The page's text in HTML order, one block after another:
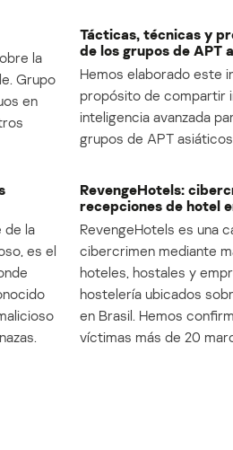
la
Grupo
en
Tácticas, técnicas y
de los grupos de APT
Hemos elaborado este
propósito de compartir
inteligencia avanzada
grupos de APT
de la
es el
RevengeHotels:
recepciones de hotel
RevengeHotels es una
cibercrimen mediante
hoteles, hostales y
hostelería ubicados
en Brasil. Hemos
víctimas más de 20